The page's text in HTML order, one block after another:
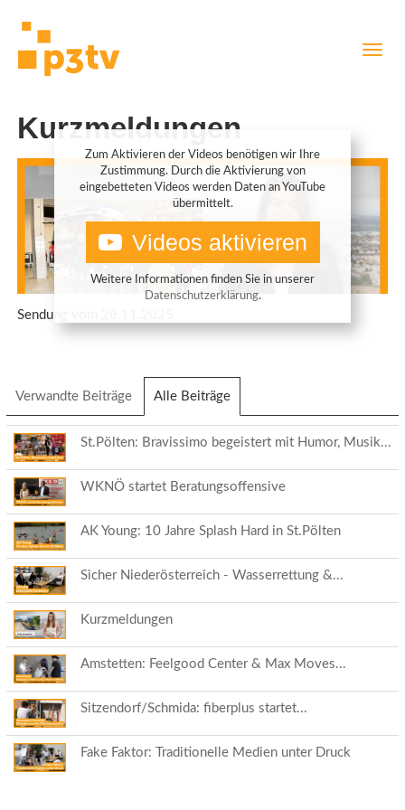
Kurzmeldungen
Zum Aktivieren der Videos benötigen wir Ihre
Zustimmung. Durch die Aktivierung von
eingebetteten Videos werden Daten an YouTube
übermittelt.
Videos aktivieren
Weitere Informationen finden Sie in unserer
Datenschutzerklärung.
Sendung vom 28.11.2025
Verwandte Beiträge Alle Beiträge
Reiter)
St.Pölten: Bravissimo begeistert mit Humor, Musik...
WKNÖ startet Beratungsoffensive
AK Young: 10 Jahre Splash Hard in St.Pölten
Sicher Niederösterreich - Wasserrettung &...
Kurzmeldungen
Amstetten: Feelgood Center & Max Moves...
Sitzendorf/Schmida: fiberplus startet...
Fake Faktor: Traditionelle Medien unter Druck